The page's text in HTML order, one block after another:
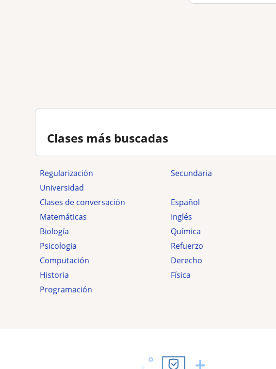
Clases más buscadas
Regularización
secundaria
Universidad
Clases de conversación
Español
Matemáticas
Inglés
Biología
Química
Psicologia
Refuerzo
Computación
Derecho
Historia
Física
Programación